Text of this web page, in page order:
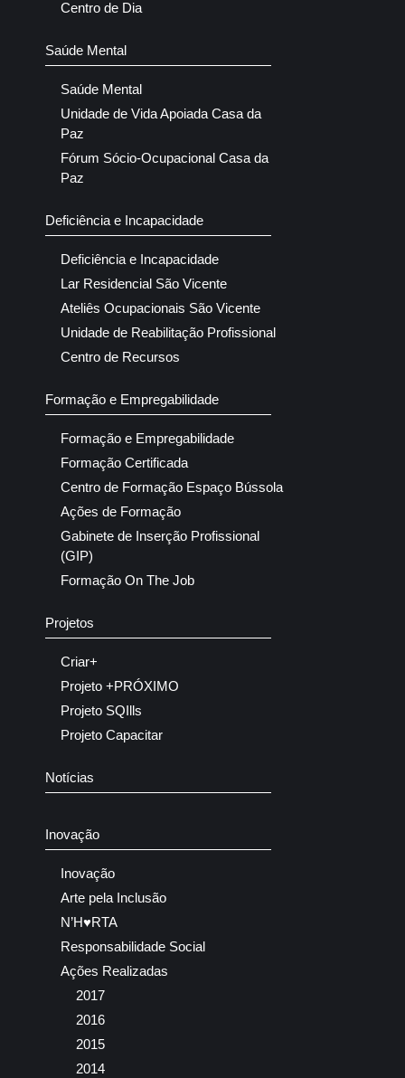
Centro de Dia
Saúde Mental
Saúde Mental
Unidade de Vida Apoiada Casa da
Paz
Fórum Sócio-Ocupacional Casa da
Paz
Deficiência e Incapacidade
Deficiência e Incapacidade
Lar Residencial São Vicente
Ateliês Ocupacionais São Vicente
Unidade de Reabilitação Profissional
Centro de Recursos
Formação e Empregabilidade
Formação e Empregabilidade
Formação Certificada
Centro de Formação Espaço Bússola
Ações de Formação
Gabinete de Inserção Profissional
(GIP)
Formação On The Job
Projetos
Criar+
Projeto +PRÓXIMO
Projeto SQIlls
Projeto Capacitar
Notícias
Inovação
Inovação
Arte pela Inclusão
N’H♥RTA
Responsabilidade Social
Ações Realizadas
2017
2016
2015
2014